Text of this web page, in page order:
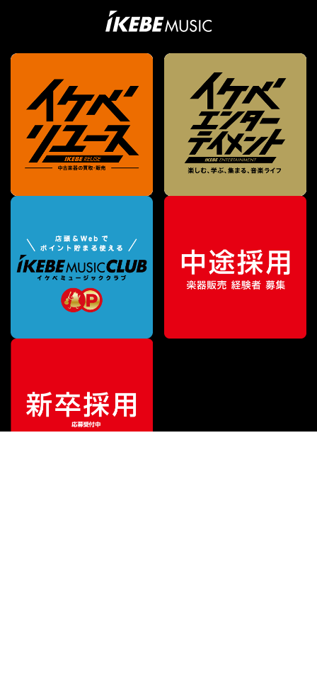
販売価格¥15,400（税込）